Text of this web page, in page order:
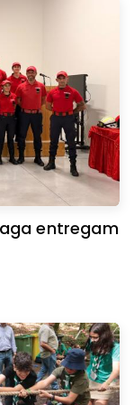
entregam